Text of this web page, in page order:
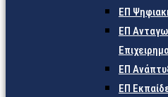
ΕΠ
ΕΠ
ΕΠ
ΕΠ